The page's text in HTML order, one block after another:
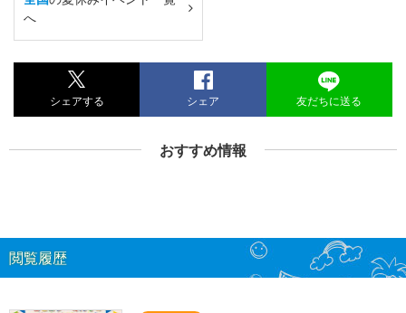
へ
シェアする シェア 友だちに送る
おすすめ情報
閲覧履歴